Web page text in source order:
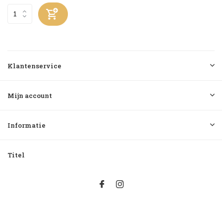
Klantenservice
Mijn account
Informatie
Titel